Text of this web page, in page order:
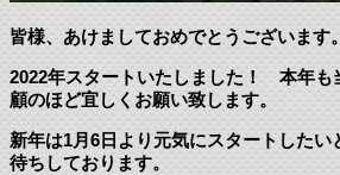
皆様、あけましておめでとうございます
2022年スタートいたしました！ 本年も
顧のほど宜しくお願い致します。
新年は1月6日より元気にスタートしたい
待ちしております。